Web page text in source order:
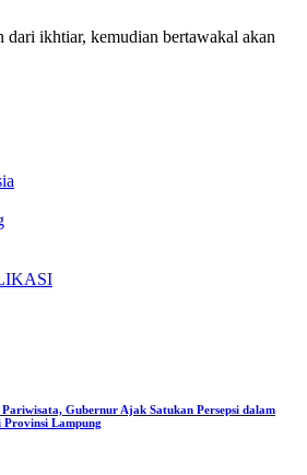
dari ikhtiar, kemudian bertawakal akan
Gubernur Ajak Satukan Persepsi dalam
Provinsi Lampung